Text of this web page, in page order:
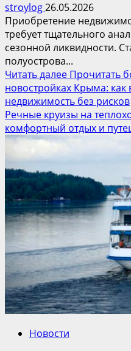
stroylog26.05.2026
Приобретение
требует тщательного
сезонной ликвидности.
полуострова...
Читать далее Прочитать
новостройках Крыма:
недвижимость без рисков
Речные круизы на
комфортный отдых и
Новости